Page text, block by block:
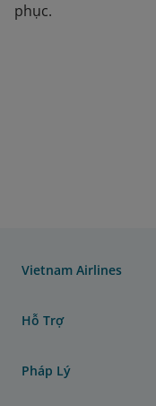
phục.
Vietnam Airlines
Hỗ Trợ
Pháp Lý